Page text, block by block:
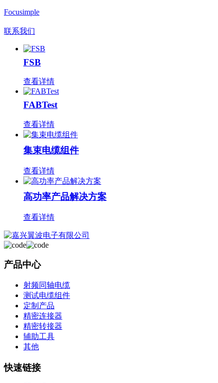
Focusimple
联系我们
FSB
查看详情
FABTest
查看详情
集束电缆组件
查看详情
高功率产品解决方案
查看详情
产品中心
射频同轴电缆
测试电缆组件
定制产品
精密连接器
精密转接器
辅助工具
其他
快速链接